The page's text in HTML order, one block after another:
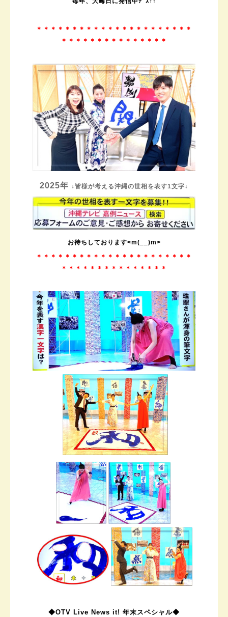
＊＊＊＊＊＊＊＊＊＊＊＊＊＊＊＊＊＊＊＊＊＊
＊＊＊＊＊＊＊＊＊＊＊＊＊＊＊
2025年 ↓ 皆様が考える沖縄の世相を表す1文字↓
お待ちしております<m(__)m>
＊＊＊＊＊＊＊＊＊＊＊＊＊＊＊＊＊＊＊＊＊＊
＊＊＊＊＊＊＊＊＊＊＊＊＊＊＊
◆OTV Live News it! 年末スペシャル◆